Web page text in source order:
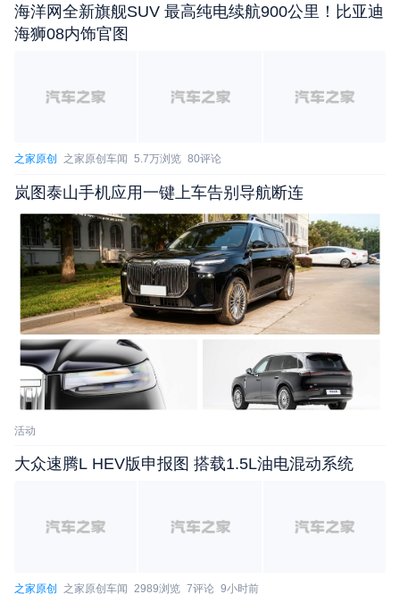
本次召回范围内的部分车辆，由于售后维修时更
换的电动助力转向机总成存在软件偏差，可能导致车
动，存在安全隐患。
福特汽车（中国）有限公司将委托林肯品牌或福
特中国授权经销商为召回范围内的车辆，免费更新电
动助力转向机控制模块软件，以消除安全隐患。
海洋网全新旗舰SUV 最高纯电续航900公里！比亚迪
海狮08内饰官图
之家原创 之家原创车闻 5.7万浏览 80评论
岚图泰山手机应用一键上车告别导航断连
活动
大众速腾L HEV版申报图 搭载1.5L油电混动系统
之家原创 之家原创车闻 2989浏览 7评论 9小时前